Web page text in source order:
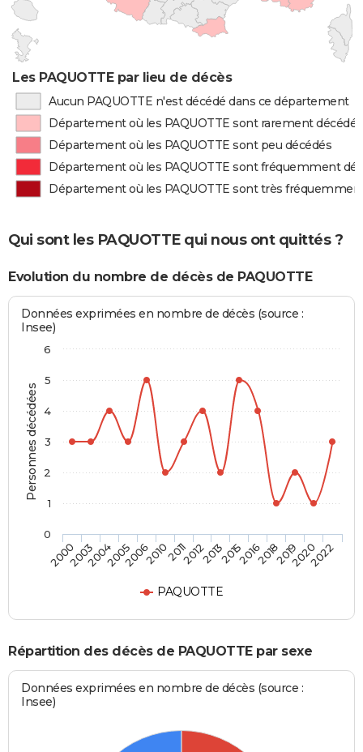
Les PAQUOTTE par lieu de décès
Aucun PAQUOTTE n'est décédé dans ce département
Département où les PAQUOTTE sont rarement décédés
Département où les PAQUOTTE sont peu décédés
Département où les PAQUOTTE sont fréquemment
Département où les PAQUOTTE sont très
Qui sont les PAQUOTTE qui nous ont quittés ?
Evolution du nombre de décès de PAQUOTTE
Personnes décédées
Données exprimées en nombre de décès (source :
Insee)
PAQUOTTE
200020032004200520062010201120122013201520162018201920202022
0
1
2
3
4
5
6
Répartition des décès de PAQUOTTE par sexe
Données exprimées en nombre de décès (source :
Insee)